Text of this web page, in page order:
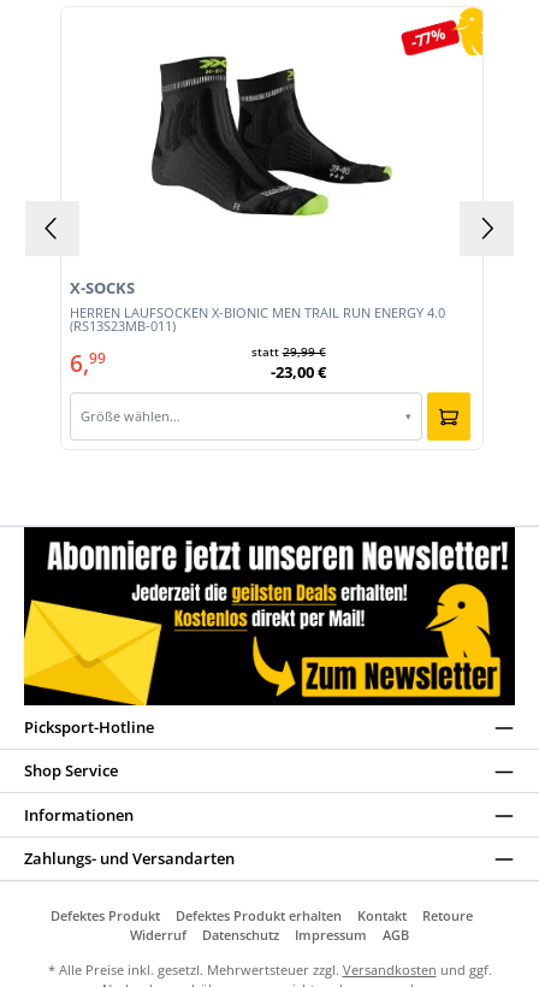
-77%
HERREN LAUFSOCKEN X-BIONIC MEN TRAIL RUN ENERGY 4.0
(RS13S23MB-011)
X-SOCKS
6,99 statt29,99 €
-23,00 €
Größe wählen… ▾
Picksport-Hotline
Shop Service
Informationen
Zahlungs- und Versandarten
Defektes Produkt Defektes Produkt erhalten Kontakt
Retoure
Widerruf
Datenschutz Impressum
AGB
* Alle Preise inkl. gesetzl. Mehrwertsteuer zzgl. Versandkosten und ggf.